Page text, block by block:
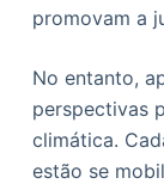
promovam a
No entanto,
perspectivas
climática.
estão se